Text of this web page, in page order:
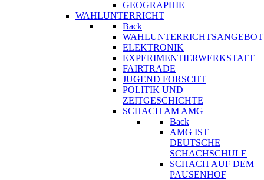
GEOGRAPHIE
WAHLUNTERRICHT
Back
WAHLUNTERRICHTSANGEBOT
ELEKTRONIK
EXPERIMENTIERWERKSTATT
FAIRTRADE
JUGEND FORSCHT
POLITIK UND
ZEITGESCHICHTE
SCHACH AM AMG
Back
AMG IST
DEUTSCHE
SCHACHSCHULE
SCHACH AUF DEM
PAUSENHOF